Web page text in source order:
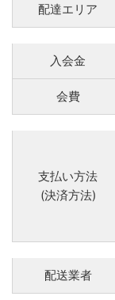
配達エリア
入会金
会費
支払い方法
(決済方法)
配送業者